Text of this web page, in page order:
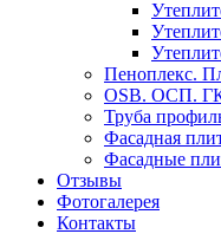
Пеноплекс.
OSB. ОСП.
Труба
Фасадная
Фасадные
Отзывы
Фотогалерея
Контакты